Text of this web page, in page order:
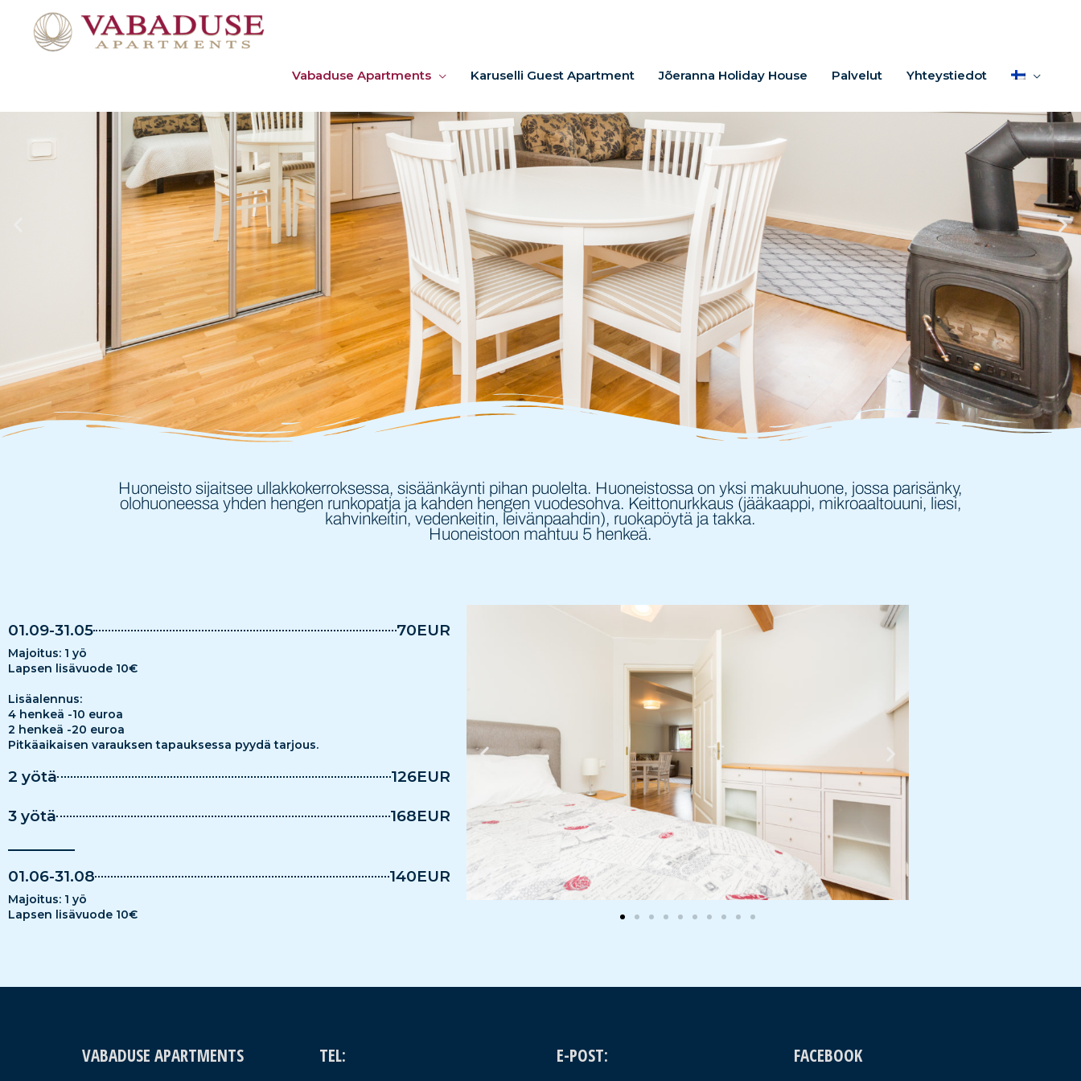
sisältöön
Vabaduse Apartments Karuselli Guest Apartment Jõeranna Holiday House Palvelut Yhteystiedot
Huoneisto sijaitsee ullakkokerroksessa, sisäänkäynti pihan puolelta. Huoneistossa on yksi makuuhuone, jossa parisänky,
olohuoneessa yhden hengen runkopatja ja kahden hengen vuodesohva. Keittonurkkaus (jääkaappi, mikroaaltouuni, liesi,
kahvinkeitin, vedenkeitin, leivänpaahdin), ruokapöytä ja takka.
Huoneistoon mahtuu 5 henkeä.
01.09-31.05 70EUR
Majoitus: 1 yö
Lapsen lisävuode 10€
Lisäalennus:
4 henkeä -10 euroa
2 henkeä -20 euroa
Pitkäaikaisen varauksen tapauksessa pyydä tarjous.
2 yötä 126EUR
3 yötä 168EUR
01.06-31.08 140EUR
Majoitus: 1 yö
Lapsen lisävuode 10€
VABADUSE APARTMENTS TEL: E-POST: FACEBOOK